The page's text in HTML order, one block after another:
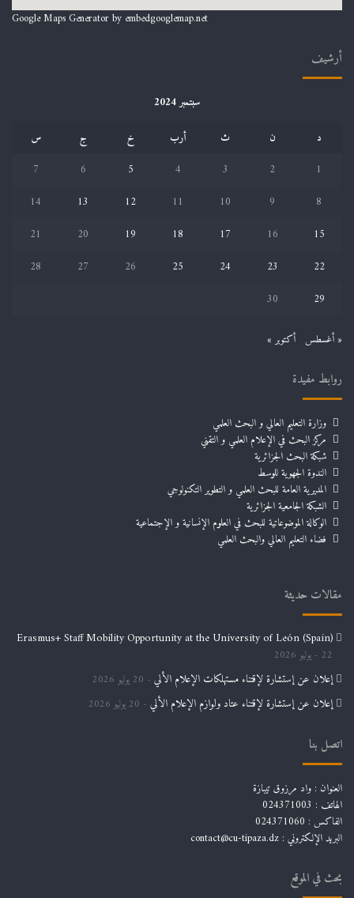
Google Maps Generator by embedgooglemap.net
أرشيف
سبتمبر 2024
د
ن ث أرب خ ج
س
1
2
3
4
5
6
7
8
9
10
11
12
13
14
15
16
17
18
19
20
21
22
23
24
25
26
27
28
29
30
« أغسطس أكتوبر »
روابط مفيدة
وزارة التعليم العالي و البحث العلمي
مركز البحث في الإعلام العلمي و التقني
شبكة البحث الجزائرية
الندوة الجهوية للوسط
المديرية العامة للبحث العلمي و التطوير التكنولوجي
الشبكة الجامعية الجزائرية
الوكالة الموضوعاتية للبحث في العلوم الإنسانية و الإجتماعية
فضاء التعليم العالي والبحث العلمي
مقالات حديثة
Erasmus+ Staff Mobility Opportunity at the University of León (Spain)
22 يوليو 2026
إعلان عن إستشارة لإقتناء مستهلكات الإعلام الألي 20 يوليو 2026
إعلان عن إستشارة لإقتناء عتاد ولوازم الإعلام الألي 20 يوليو 2026
اتصل بنا
العنوان : واد مرزوق تيبازة
الهاتف : 024371003
الفاكس : 024371060
البريد الإلكتروني : contact@cu-tipaza.dz
بحث في الموقع